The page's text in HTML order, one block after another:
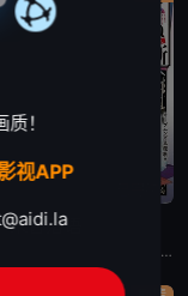
朱音落语
永濑安奈,江口拓也,高桥李依,福山润,岛崎信长,小林千晃,阿座上洋平,山下诚一郎,盐野瑛久,寺杣昌纪,大塚明夫
！
视APP